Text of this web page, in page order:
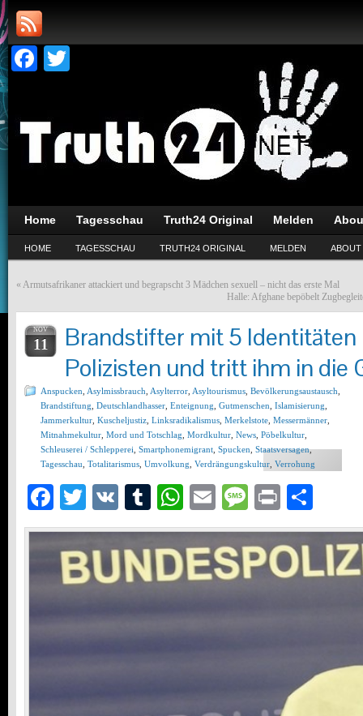
Facebook
Home Tagesschau Truth24 Original Melden
HOME TAGESSCHAU TRUTH24 ORIGINAL MELDEN ABOUT
« Armutsafrikaner attackiert und begrapscht 3 Mädchen sexuell – nicht das erste Mal
Halle: Afghane bepöbelt
NOV
11
Brandstifter mit 5
Polizisten und tritt ihm in die
Anspucken Asylmissbrauch Asylterror Asyltourismus Bevölkerungsaustausch
Brandstiftung Deutschlandhasser Enteignung Gutmenschen Islamisierung
Jammerkultur Kuscheljustiz Linksradikalismus Merkelstote Messermänner
Mitnahmekultur Mord und Totschlag Mordkultur News Pöbelkultur
Schleuserei / Schlepperei Smartphonemigrant Spucken Staatsversagen,
Tagesschau Totalitarismus Umvolkung Verdrängungskultur Verrohung
Facebook
Twitter
VK Tumblr
WhatsApp
EmailMessage
Print